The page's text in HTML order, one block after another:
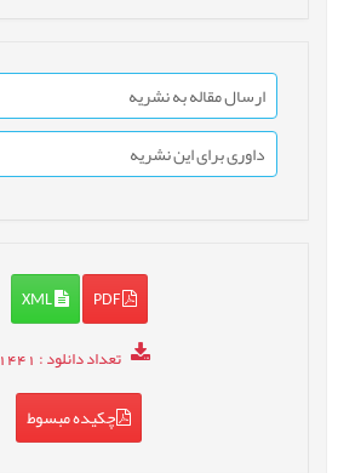
ارسال مقاله به نشریه
داوری برای این نشریه
PDF
XML
تعداد دانلود: 1441
چکیده مبسوط